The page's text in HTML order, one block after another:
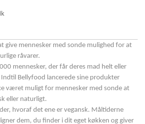
give mennesker med sonde mulighed for at
råvarer.
mennesker, der får deres mad helt eller
Bellyfood lancerede sine produkter
været muligt for mennesker med sonde at
eller naturligt.
hvoraf det ene er vegansk. Måltiderne
dem, du finder i dit eget køkken og giver